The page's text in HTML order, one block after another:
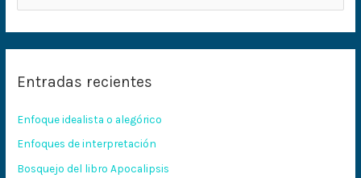
a
p
o
r
Entradas recientes
Enfoque idealista o alegórico
Enfoques de interpretación
Bosquejo del libro Apocalipsis